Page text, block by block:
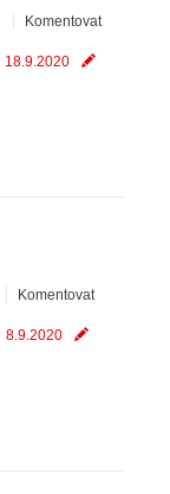
Komentovat
18.9.2020
Komentovat
8.9.2020